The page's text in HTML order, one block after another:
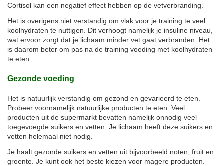
Cortisol kan een negatief effect hebben op de vetverbranding.
Het is overigens niet verstandig om vlak voor je training te veel
koolhydraten te nuttigen. Dit verhoogt namelijk je insuline niveau,
wat ervoor zorgt dat je lichaam minder vet gaat verbranden. Het
is daarom beter om pas na de training voeding met koolhydraten
te eten.
Gezonde voeding
Het is natuurlijk verstandig om gezond en gevarieerd te eten.
Probeer voornamelijk natuurlijke producten te eten. Veel
producten uit de supermarkt bevatten namelijk onnodig veel
toegevoegde suikers en vetten. Je lichaam heeft deze suikers en
vetten helemaal niet nodig.
Je haalt gezonde suikers en vetten uit bijvoorbeeld noten, fruit en
groente. Je kunt ook het beste kiezen voor magere producten.